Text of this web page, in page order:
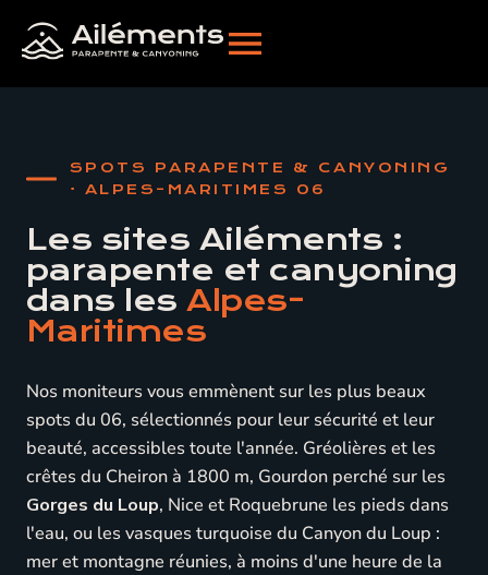
SPOTS PARAPENTE & CANYONING
· ALPES-MARITIMES 06
Les sites Ailéments :
parapente et canyoning
dans lesAlpes-
Maritimes
Nos moniteurs vous emmènent sur les plus beaux
spots du 06, sélectionnés pour leur sécurité et leur
beauté, accessibles toute l'année. Gréolières et les
crêtes du Cheiron à 1800 m, Gourdon perché sur les
Gorges du Loup, Nice et Roquebrune les pieds dans
l'eau, ou les vasques turquoise du Canyon du Loup :
mer et montagne réunies, à moins d'une heure de la